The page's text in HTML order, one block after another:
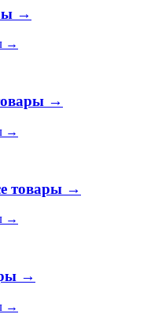
→
→
→
→
товары →
→
→
→